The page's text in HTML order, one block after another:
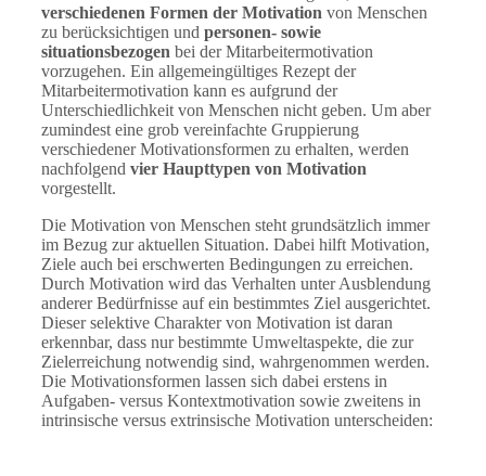
verschiedenen Formen der Motivation von Menschen
zu berücksichtigen und personen- sowie
situationsbezogen bei der Mitarbeitermotivation
vorzugehen. Ein allgemeingültiges Rezept der
Mitarbeitermotivation kann es aufgrund der
Unterschiedlichkeit von Menschen nicht geben. Um aber
zumindest eine grob vereinfachte Gruppierung
verschiedener Motivationsformen zu erhalten, werden
nachfolgend vier Haupttypen von Motivation
vorgestellt.
Die Motivation von Menschen steht grundsätzlich immer
im Bezug zur aktuellen Situation. Dabei hilft Motivation,
Ziele auch bei erschwerten Bedingungen zu erreichen.
Durch Motivation wird das Verhalten unter Ausblendung
anderer Bedürfnisse auf ein bestimmtes Ziel ausgerichtet.
Dieser selektive Charakter von Motivation ist daran
erkennbar, dass nur bestimmte Umweltaspekte, die zur
Zielerreichung notwendig sind, wahrgenommen werden.
Die Motivationsformen lassen sich dabei erstens in
Aufgaben- versus Kontextmotivation sowie zweitens in
intrinsische versus extrinsische Motivation unterscheiden: